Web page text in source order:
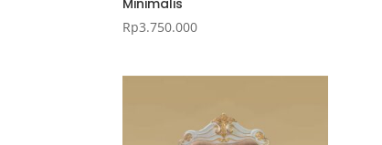
Minimalis
Rp3.750.000